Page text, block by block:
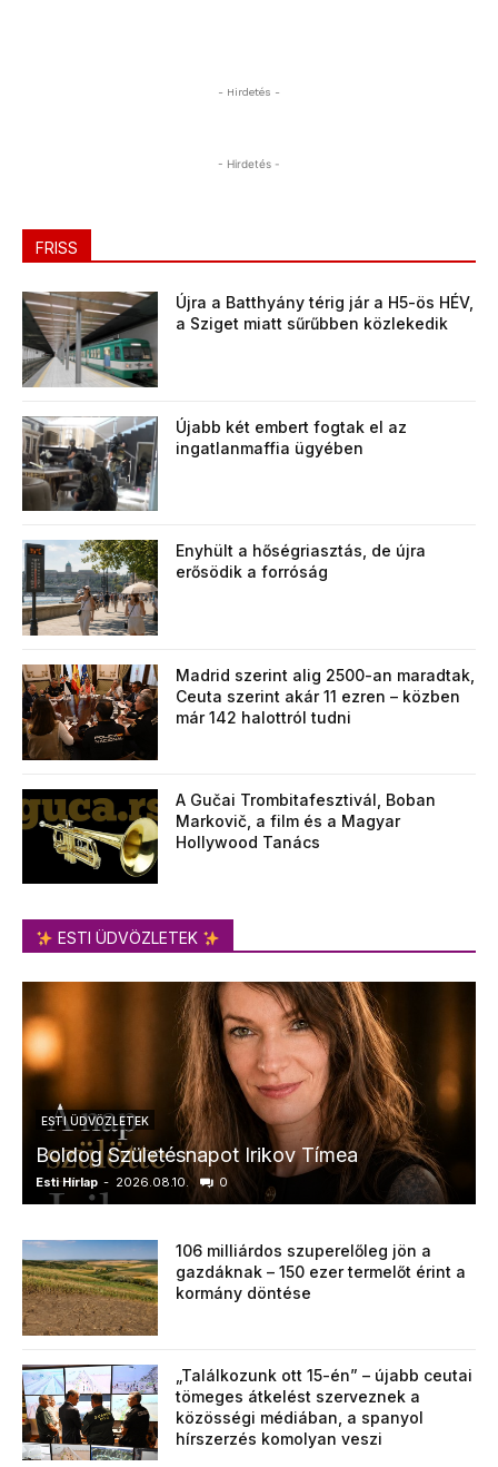
- Hirdetés -
- Hirdetés -
FRISS
Újra a Batthyány térig jár a H5-ös HÉV,
a Sziget miatt sűrűbben közlekedik
Újabb két embert fogtak el az
ingatlanmaffia ügyében
Enyhült a hőségriasztás, de újra
erősödik a forróság
Madrid szerint alig 2500-an maradtak,
Ceuta szerint akár 11 ezren – közben
már 142 halottról tudni
A Gučai Trombitafesztivál, Boban
Markovič, a film és a Magyar
Hollywood Tanács
ESTI ÜDVÖZLETEK
ESTI ÜDVÖZLETEK
Boldog Születésnapot Irikov Tímea
Esti Hírlap - 2026.08.10. 0
106 milliárdos szuperelőleg jön a
gazdáknak – 150 ezer termelőt érint a
kormány döntése
„Találkozunk ott 15-én” – újabb ceutai
tömeges átkelést szerveznek a
közösségi médiában, a spanyol
hírszerzés komolyan veszi